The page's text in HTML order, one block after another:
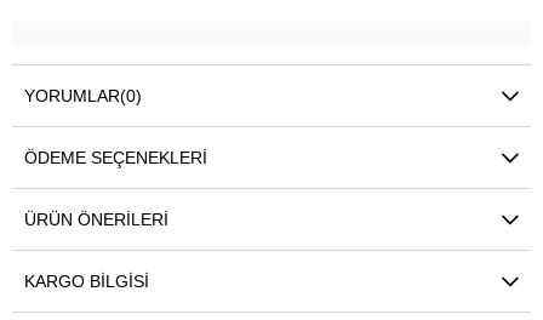
YORUMLAR(0)
ÖDEME SEÇENEKLERI
ÜRÜN ÖNERILERI
KARGO BILGISI